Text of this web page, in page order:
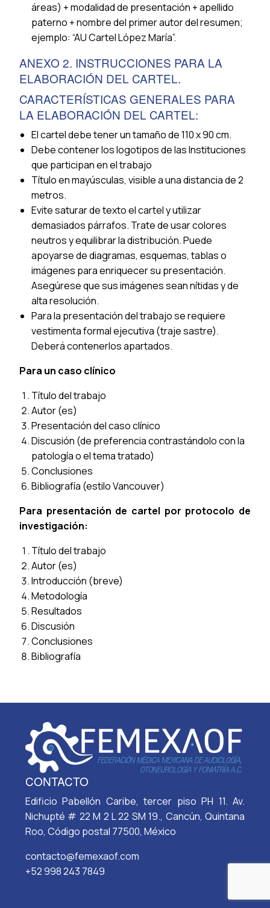
áreas) + modalidad de presentación + apellido
paterno + nombre del primer autor del resumen;
ejemplo: “AU Cartel López María”.
ANEXO 2. INSTRUCCIONES PARA LA
ELABORACIÓN DEL CARTEL.
CARACTERÍSTICAS GENERALES PARA
LA ELABORACIÓN DEL CARTEL:
El cartel debe tener un tamaño de 110 x 90 cm.
Debe contener los logotipos de las Instituciones
que participan en el trabajo
Título en mayúsculas, visible a una distancia de 2
metros.
Evite saturar de texto el cartel y utilizar
demasiados párrafos. Trate de usar colores
neutros y equilibrar la distribución. Puede
apoyarse de diagramas, esquemas, tablas o
imágenes para enriquecer su presentación.
Asegúrese que sus imágenes sean nítidas y de
alta resolución.
Para la presentación del trabajo se requiere
vestimenta formal ejecutiva (traje sastre).
Deberá contenerlos apartados.
Para un caso clínico
Título del trabajo
Autor (es)
Presentación del caso clínico
Discusión (de preferencia contrastándolo con la
patología o el tema tratado)
Conclusiones
Bibliografía (estilo Vancouver)
Para presentación de cartel por protocolo de
investigación:
Título del trabajo
Autor (es)
Introducción (breve)
Metodología
Resultados
Discusión
Conclusiones
Bibliografía
CONTACTO
Edificio Pabellón Caribe, tercer piso PH 11. Av.
Nichupté # 22 M 2 L 22 SM 19., Cancún, Quintana
Roo, Código postal 77500, México
contacto@femexaof.com
+52 998 243 7849